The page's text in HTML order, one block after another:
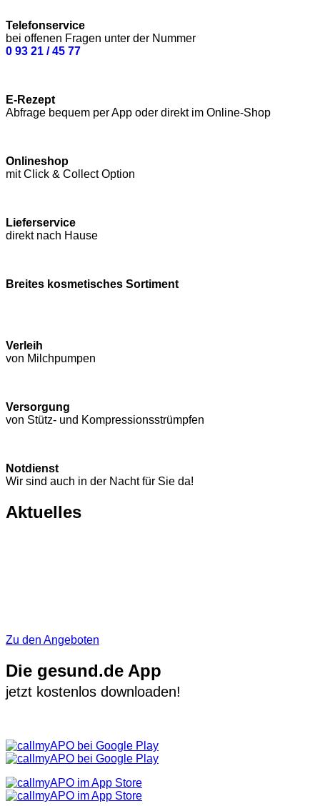
Telefonservice
bei offenen Fragen unter der Nummer
0 93 21 / 45 77
E-Rezept
Abfrage bequem per App oder direkt im Online-Shop
Onlineshop
mit Click & Collect Option
Lieferservice
direkt nach Hause
Breites kosmetisches Sortiment
Verleih
von Milchpumpen
Versorgung
von Stütz- und Kompressions­strümpfen
Notdienst
Wir sind auch in der Nacht für Sie da!
Aktuelles
Zu den Angeboten
Die gesund.de App
jetzt kostenlos downloaden!